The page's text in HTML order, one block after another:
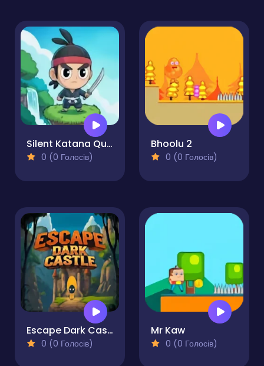
Silent Katana Quest
0 (0 Голосів)
Bhoolu 2
0 (0 Голосів)
Escape Dark Castle
0 (0 Голосів)
Mr Kaw
0 (0 Голосів)